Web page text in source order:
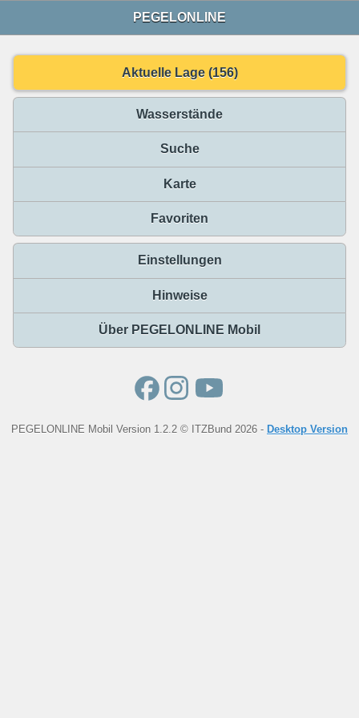
PEGELONLINE
Aktuelle Lage (156)
Wasserstände
Suche
Karte
Favoriten
Einstellungen
Hinweise
Über PEGELONLINE Mobil
PEGELONLINE Mobil Version 1.2.2 © ITZBund 2026 - Desktop Version